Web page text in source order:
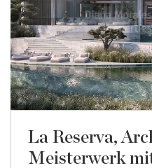
La Reserva,
Meisterwerk